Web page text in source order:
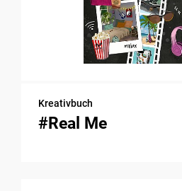
Kreativbuch
#Real Me